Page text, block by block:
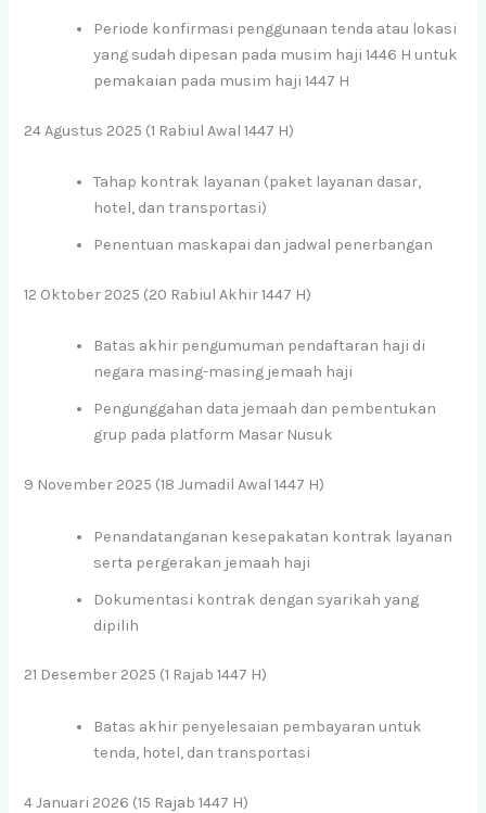
Periode konfirmasi penggunaan tenda atau lokasi
yang sudah dipesan pada musim haji 1446 H untuk
pemakaian pada musim haji 1447 H
24 Agustus 2025 (1 Rabiul Awal 1447 H)
Tahap kontrak layanan (paket layanan dasar,
hotel, dan transportasi)
Penentuan maskapai dan jadwal penerbangan
12 Oktober 2025 (20 Rabiul Akhir 1447 H)
Batas akhir pengumuman pendaftaran haji di
negara masing-masing jemaah haji
Pengunggahan data jemaah dan pembentukan
grup pada platform Masar Nusuk
9 November 2025 (18 Jumadil Awal 1447 H)
Penandatanganan kesepakatan kontrak layanan
serta pergerakan jemaah haji
Dokumentasi kontrak dengan syarikah yang
dipilih
21 Desember 2025 (1 Rajab 1447 H)
Batas akhir penyelesaian pembayaran untuk
tenda, hotel, dan transportasi
4 Januari 2026 (15 Rajab 1447 H)